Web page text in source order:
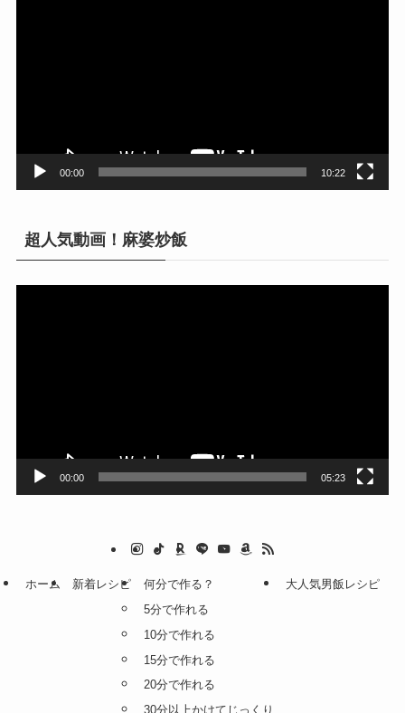
00:00 10:22
超人気動画！麻婆炒飯
00:00 05:23
ホーム 新着レシピ
何分で作る？
5分で作れる
10分で作れる
15分で作れる
20分で作れる
30分以上かけてじっくり
大人気男飯レシピ